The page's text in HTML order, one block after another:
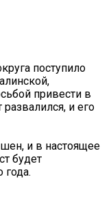
поступило
привести в
и его
и в настоящее
будет